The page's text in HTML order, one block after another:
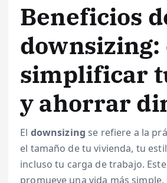
Beneficios
downsizing:
simplificar
y ahorrar
El downsizing se refiere a la
el tamaño de tu vivienda, tu
incluso tu carga de trabajo.
promueve una vida más